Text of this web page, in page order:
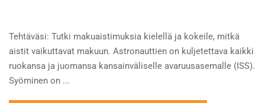
Tehtäväsi: Tutki makuaistimuksia kielellä ja kokeile, mitkä
aistit vaikuttavat makuun. Astronauttien on kuljetettava kaikki
ruokansa ja juomansa kansainväliselle avaruusasemalle (ISS).
Syöminen on ...